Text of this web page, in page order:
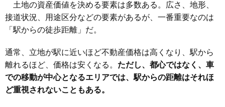
土地の資産価値を決める要素は多数ある。広さ、地形、
接道状況、用途区分などの要素があるが、一番重要なのは
「駅からの徒歩距離」だ。
通常、立地が駅に近いほど不動産価格は高くなり、駅から
離れるほど、価格は安くなる。 ただし、都心ではなく、車
での移動が中心となるエリアでは、駅からの距離はそれほ
ど重視されないこともある。